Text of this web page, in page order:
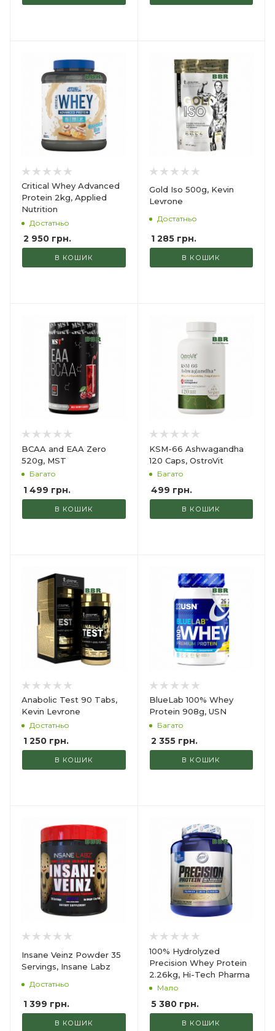
Critical Whey Advanced
Protein 2kg, Applied
Nutrition
Достатньо
2 950 грн.
В КОШИК
Gold Iso 500g, Kevin
Levrone
Достатньо
1 285грн.
В КОШИК
BCAA and EAA Zero
520g, MST
Багато
1 499 грн.
В КОШИК
KSM-66 Ashwagandha
120 Caps, OstroVit
Багато
499 грн.
В КОШИК
Anabolic Test 90 Tabs,
Kevin Levrone
Достатньо
1 250 грн.
В КОШИК
BlueLab 100% Whey
Protein 908g, USN
Багато
2 355грн.
В КОШИК
Insane Veinz Powder 35
Servings, Insane Labz
Достатньо
1 399 грн.
В КОШИК
100% Hydrolyzed
Precision Whey Protein
2.26kg, Hi-Tech Pharma
Мало
5 380грн.
В КОШИК